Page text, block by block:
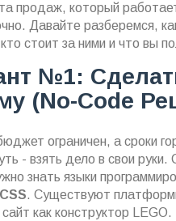
продаж, который
Давайте разберемся,
стоит за ними и что вы
№1:
(No-Code
ограничен, а сроки
- взять дело в свои руки.
знать языки
CSS. Существуют
как конструктор LEGO.